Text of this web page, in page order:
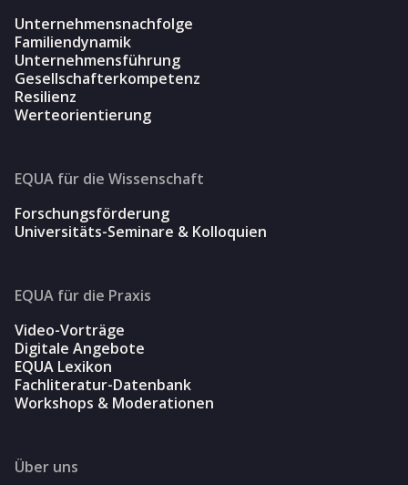
Unternehmensnachfolge
Familiendynamik
Unternehmensführung
Gesellschafterkompetenz
Resilienz
Werteorientierung
EQUA für die Wissenschaft
Forschungsförderung
Universitäts-Seminare & Kolloquien
EQUA für die Praxis
Video-Vorträge
Digitale Angebote
EQUA Lexikon
Fachliteratur-Datenbank
Workshops & Moderationen
Über uns